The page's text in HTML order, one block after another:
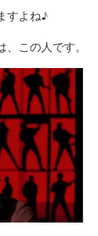
すよね♪
、この人です。